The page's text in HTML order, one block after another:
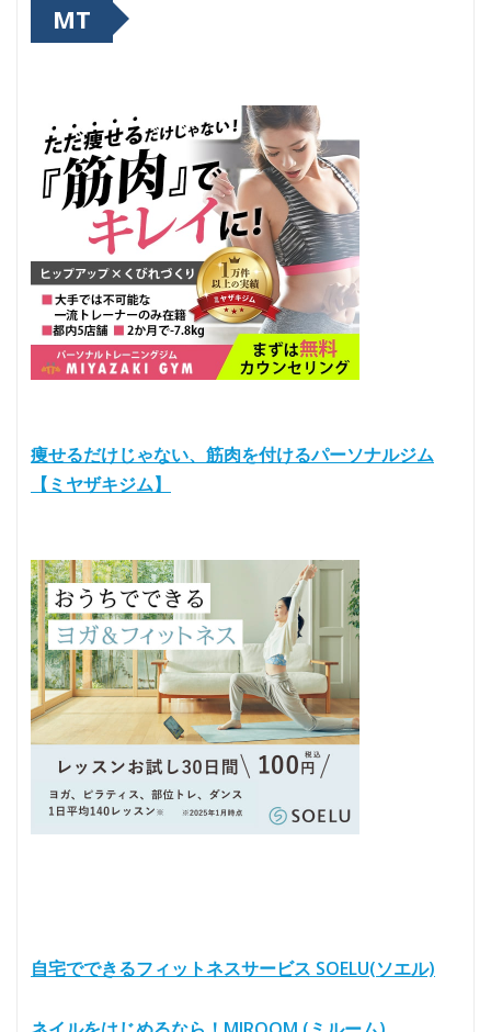
MT
痩せるだけじゃない、筋肉を付けるパーソナルジム
【ミヤザキジム】
自宅でできるフィットネスサービス SOELU(ソエル)